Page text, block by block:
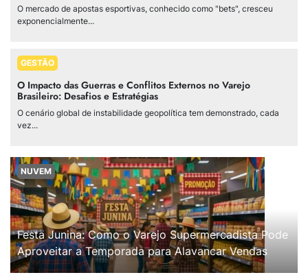
O mercado de apostas esportivas, conhecido como "bets", cresceu
exponencialmente...
GESTÃO
O Impacto das Guerras e Conflitos Externos no Varejo
Brasileiro: Desafios e Estratégias
O cenário global de instabilidade geopolítica tem demonstrado, cada
vez...
NUVEM
Festa Junina: Como o Varejo Supermercadista Pode
Aproveitar a Temporada para Alavancar Vendas